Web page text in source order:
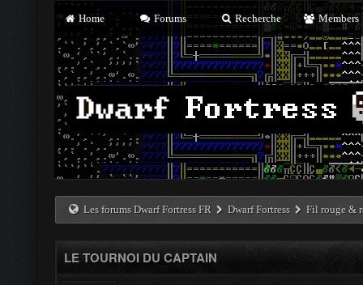
Home Forums Recherche Members
Les forums Dwarf Fortress FR Dwarf Fortress Fil rouge &
LE TOURNOI DU CAPTAIN